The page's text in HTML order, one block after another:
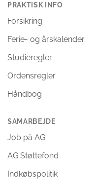
PRAKTISK INFO
Forsikring
Ferie- og årskalender
Studieregler
Ordensregler
Håndbog
SAMARBEJDE
Job på AG
AG Støttefond
Indkøbspolitik